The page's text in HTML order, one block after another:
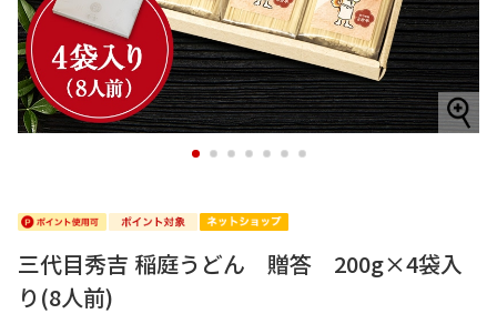
1 2 3 4 5 6 7
三代目秀吉 稲庭うどん 贈答 200g×4袋入
り(8人前)